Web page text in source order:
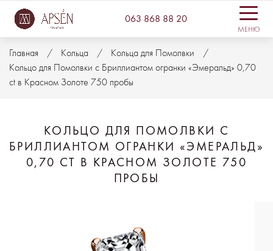
063 868 88 20
МЕНЮ
Главная Кольца
Кольца для Помолвки
Кольцо для Помолвки с Бриллиантом огранки «Эмеральд» 0,70
ct в Красном Золоте 750 пробы
КОЛЬЦО ДЛЯ ПОМОЛВКИ С
БРИЛЛИАНТОМ ОГРАНКИ «ЭМЕРАЛЬД»
0,70 CT В КРАСНОМ ЗОЛОТЕ 750
ПРОБЫ